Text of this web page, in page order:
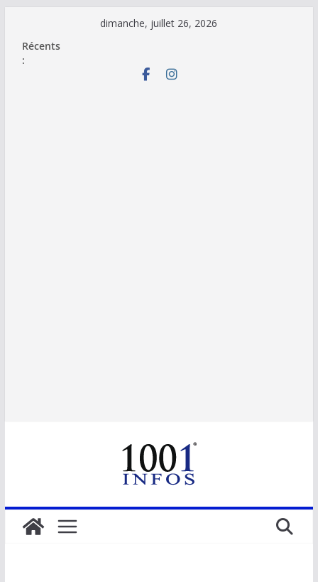
contenu
dimanche, juillet 26, 2026
Récents
: